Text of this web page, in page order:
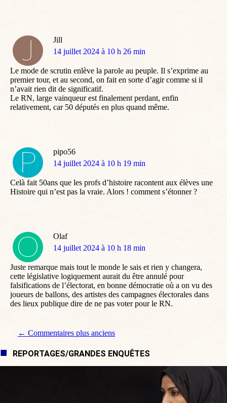
Jill
dit
14 juillet 2024 à 10 h 26 min
Le mode de scrutin enlève la parole au peuple. Il s’exprime au
premier tour, et au second, on fait en sorte d’agir comme si il
n’avait rien dit de significatif.
Le RN, large vainqueur est finalement perdant, enfin
relativement, car 50 députés en plus quand même.
pipo56
dit
14 juillet 2024 à 10 h 19 min
Celà fait 50ans que les profs d’histoire racontent aux élèves une
Histoire qui n’est pas la vraie. Alors ! comment s’étonner ?
Olaf
dit
14 juillet 2024 à 10 h 18 min
Juste remarque mais tout le monde le sais et rien y changera,
cette législative logiquement aurait du être annulé pour
falsifications de l’électorat, en bonne démocratie où a on vu des
joueurs de ballons, des artistes des campagnes électorales dans
des lieux publique dire de ne pas voter pour le RN.
Navigation de commentaire
← Commentaires plus anciens
REPORTAGES/GRANDES ENQUÊTES